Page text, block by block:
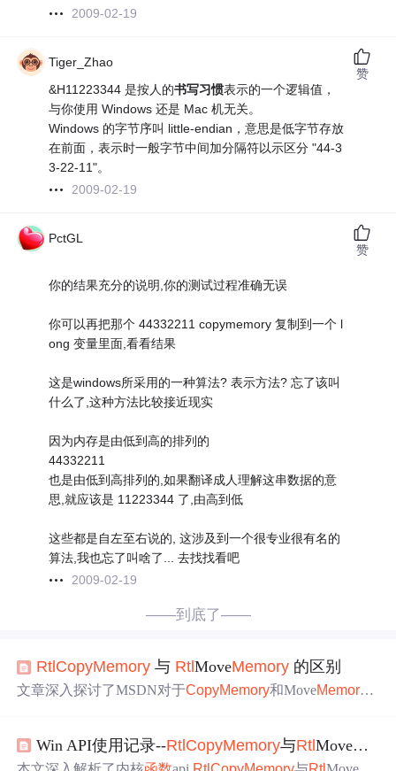
2009-02-19
Tiger_Zhao
&H11223344 是按人的书写习惯表示的一个逻辑值，
与你使用 Windows 还是 Mac 机无关。
Windows 的字节序叫 little-endian，意思是低字节存放
在前面，表示时一般字节中间加分隔符以示区分 "44-3
3-22-11"。
2009-02-19
赞
PctGL
你的结果充分的说明,你的测试过程准确无误
你可以再把那个 44332211 copymemory 复制到一个 l
ong 变量里面,看看结果
这是windows所采用的一种算法? 表示方法? 忘了该叫
什么了,这种方法比较接近现实
因为内存是由低到高的排列的
44332211
也是由低到高排列的,如果翻译成人理解这串数据的意
思,就应该是 11223344 了,由高到低
这些都是自左至右说的, 这涉及到一个很专业很有名的
算法,我也忘了叫啥了... 去找找看吧
2009-02-19
赞
——到底了——
Rtl CopyMemory 与 RtlMoveMemory 的区别
文章深入探讨了MSDN对于CopyMemory和MoveMemory
存复制函数的建议。
Win API使用记录--RtlCopyMemory与RtlMove